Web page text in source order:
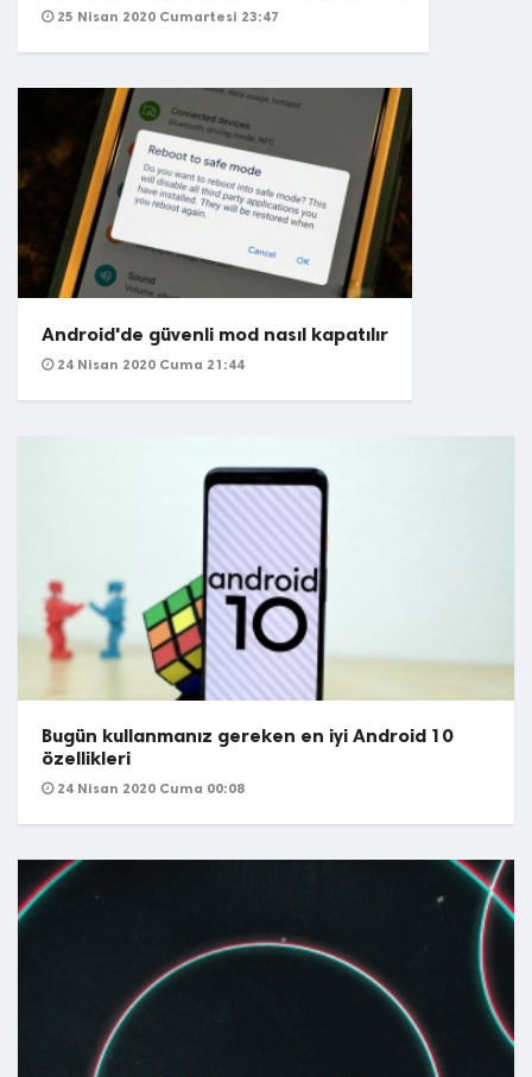
25 Nisan 2020 Cumartesi 23:47
Android'de güvenli mod nasıl kapatılır
24 Nisan 2020 Cuma 21:44
Bugün kullanmanız gereken en iyi Android 10
özellikleri
24 Nisan 2020 Cuma 00:08